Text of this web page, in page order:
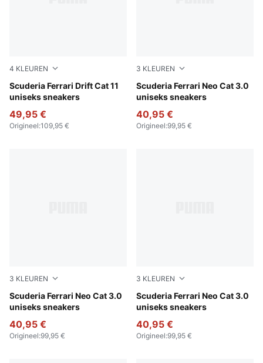
4 KLEUREN
Scuderia Ferrari Drift Cat 11
uniseks sneakers
PUMA Black-Speed Yellow
49,95 €
Origineel:109,95 €
3 KLEUREN
Scuderia Ferrari Neo Cat 3.0
uniseks sneakers
Rosso Corsa-Rosso Corsa
40,95 €
Origineel:99,95 €
3 KLEUREN
Scuderia Ferrari Neo Cat 3.0
uniseks sneakers
PUMA White-PUMA Black
40,95 €
Origineel:99,95 €
3 KLEUREN
Scuderia Ferrari Neo Cat 3.0
uniseks sneakers
PUMA Black-Puma Aged
40,95 €
Origineel:99,95 €